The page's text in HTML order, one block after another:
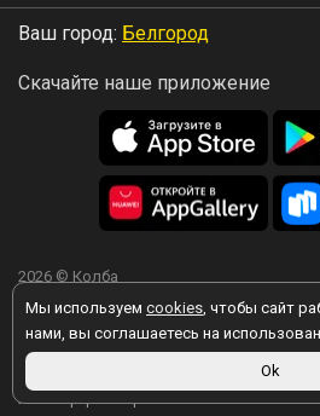
Мы используем cookies, чтобы сайт
нами, вы соглашаетесь на
Ok
Ваш город: Белгород
Скачайте наше приложение
2026 © Колба
Вы принимаете условия политики в
персональных данных
любой форме обратной связи на сайте